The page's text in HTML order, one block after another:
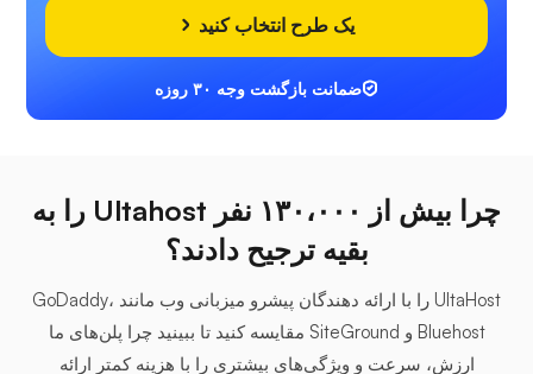
یک طرح انتخاب کنید
ضمانت بازگشت وجه ۳۰ روزه
چرا بیش از ۱۳۰،۰۰۰ نفر Ultahost را به
بقیه ترجیح دادند؟
UltaHost را با ارائه دهندگان پیشرو میزبانی وب مانند GoDaddy،
Bluehost و SiteGround مقایسه کنید تا ببینید چرا پلن‌های ما
ارزش، سرعت و ویژگی‌های بیشتری را با هزینه کمتر ارائه